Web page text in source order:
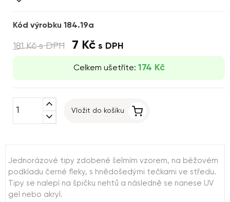
Kód výrobku 184.19a
181 Kčs DPH 7 Kč s DPH
Celkem ušetříte: 174 Kč
expand_less
expand_more
Vložit do košíku
Jednorázové tipy zdobené šelmím vzorem, na béžovém
podkladu černé fleky, s hnědošedými tečkami ve středu.
Tipy se nalepí na špičku nehtů a následně se nanese UV
gel nebo akryl.